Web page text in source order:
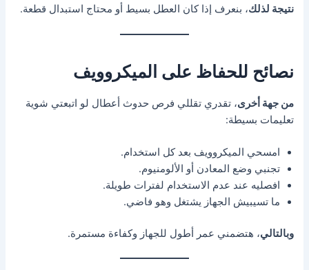
نتيجة لذلك، بنعرف إذا كان العطل بسيط أو محتاج استبدال قطعة.
نصائح للحفاظ على الميكروويف
من جهة أخرى، تقدري تقللي فرص حدوث أعطال لو اتبعتي شوية
تعليمات بسيطة:
امسحي الميكروويف بعد كل استخدام.
تجنبي وضع المعادن أو الألومنيوم.
افصليه عند عدم الاستخدام لفترات طويلة.
ما تسيبيش الجهاز يشتغل وهو فاضي.
وبالتالي، هتضمني عمر أطول للجهاز وكفاءة مستمرة.